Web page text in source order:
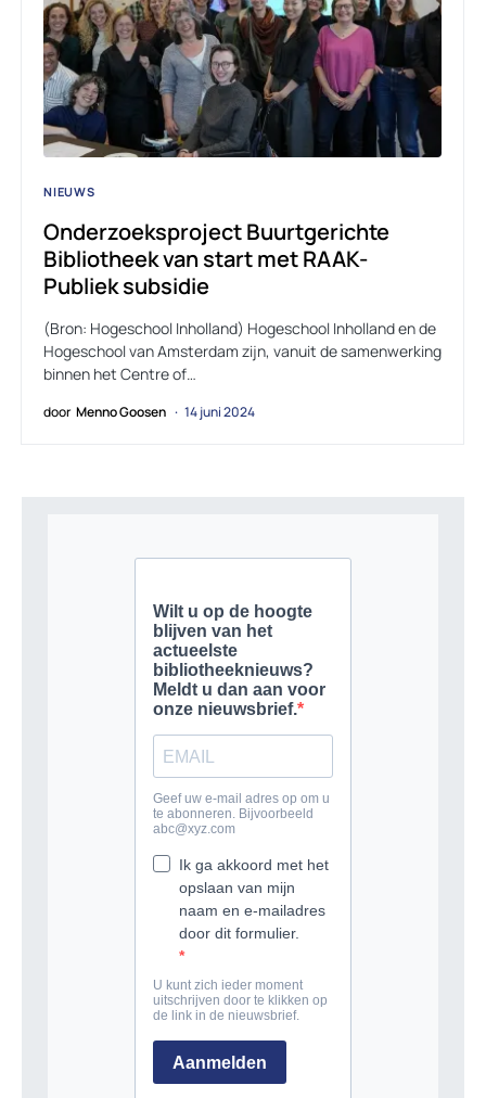
NIEUWS
Onderzoeksproject Buurtgerichte
Bibliotheek van start met RAAK-
Publiek subsidie
(Bron: Hogeschool Inholland) Hogeschool Inholland en de
Hogeschool van Amsterdam zijn, vanuit de samenwerking
binnen het Centre of…
door Menno Goosen 14 juni 2024